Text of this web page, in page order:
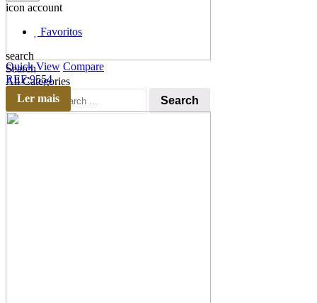
icon account
Favoritos
search
Search
All Categories
Search
Quick View Compare
REF:9554
Ler mais